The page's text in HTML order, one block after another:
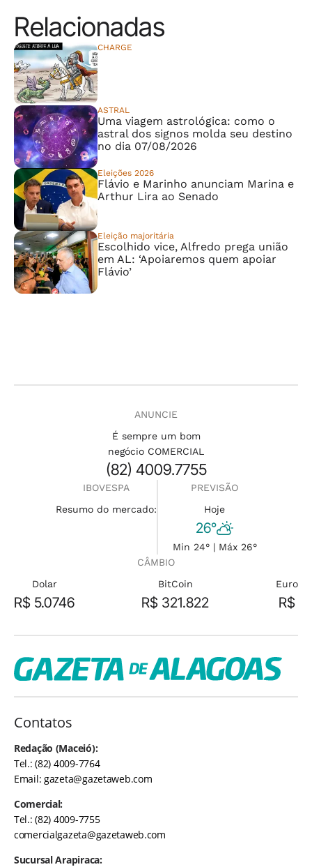
Relacionadas
CHARGE
ASTRAL
Uma viagem astrológica: como o
astral dos signos molda seu destino
no dia 07/08/2026
Eleições 2026
Flávio e Marinho anunciam Marina e
Arthur Lira ao Senado
Eleição majoritária
Escolhido vice, Alfredo prega união
em AL: ‘Apoiaremos quem apoiar
Flávio’
ANUNCIE
É sempre um bom
negócio COMERCIAL
(82) 4009.7755
IBOVESPA
Resumo do mercado:
PREVISÃO
Hoje
26°
Min 24° | Máx 26°
CÂMBIO
Dolar
R$ 5.0746
BitCoin
R$ 321.822
Euro
R$
Contatos
Redação (Maceió):
Tel.: (82) 4009-7764
Email:gazeta@gazetaweb.com
Comercial:
Tel.: (82) 4009-7755
comercialgazeta@gazetaweb.com
Sucursal Arapiraca: